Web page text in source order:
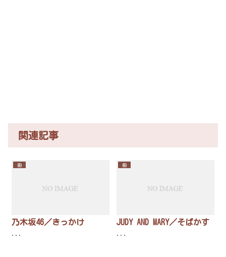
関連記事
曲
乃木坂46／きっかけ
...
曲
JUDY AND MARY／そばかす
...